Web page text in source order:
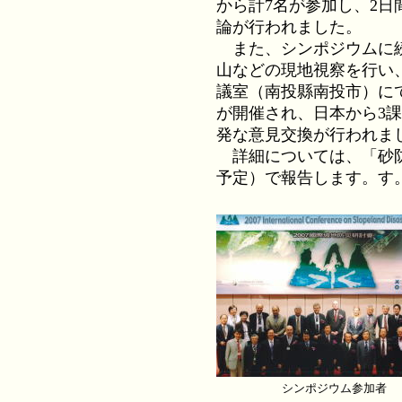
から計7名が参加し、2日
論が行われました。
また、シンポジウムに
山などの現地視察を行い
議室（南投縣南投市）に
が開催され、日本から3
発な意見交換が行われま
詳細については、「砂
予定）で報告します。す
シンポジウム参加者